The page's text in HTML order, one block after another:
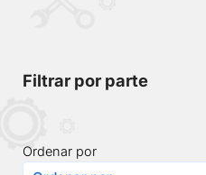
Filtrar por parte
Ordenar por